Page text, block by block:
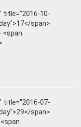
title="2016-10-
span>
<span
title="2016-07-
span>